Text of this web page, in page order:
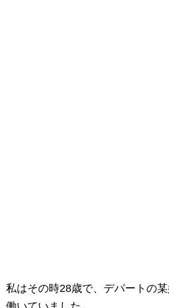
私はその時28歳で、デパートの